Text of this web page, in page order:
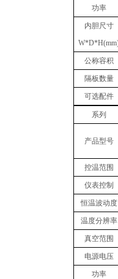
功率
内胆尺寸
W*D*
公称容积
隔板数量
可选配件
系列
产品型号
控温范围
仪表控制
恒温波动度
温度分辨率
真空范围
电源电压
功率